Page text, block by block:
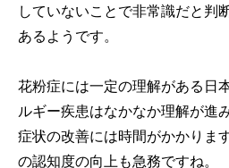
していないことで非常識だと判
あるようです。
花粉症には一定の理解がある日
ルギー疾患はなかなか理解が進
症状の改善には時間がかかりま
の認知度の向上も急務ですね。